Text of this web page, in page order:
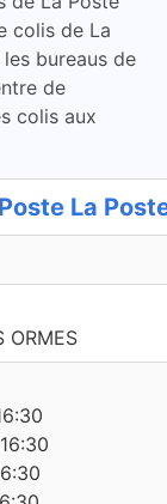
colis de La
bureaus de
de
colis aux
La
ORMES